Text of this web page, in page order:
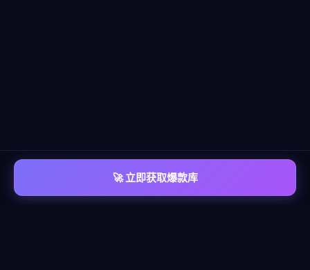
🚀 立即获取爆款库